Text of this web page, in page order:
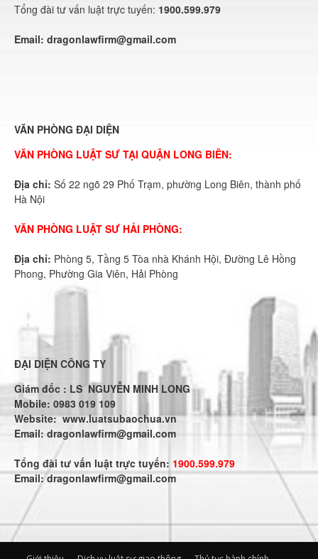
Tổng đài tư vấn luật trực tuyến: 1900.599.979
Email: dragonlawfirm@gmail.com
VĂN PHÒNG ĐẠI DIỆN
VĂN PHÒNG LUẬT SƯ TẠI QUẬN LONG BIÊN:
Địa chỉ: Số 22 ngõ 29 Phố Trạm, phường Long Biên, thành phố
Hà Nội
VĂN PHÒNG LUẬT SƯ HẢI PHÒNG:
Địa chỉ: Phòng 5, Tầng 5 Tòa nhà Khánh Hội, Đường Lê Hồng
Phong, Phường Gia Viên, Hải Phòng
ĐẠI DIỆN CÔNG TY
Giám đốc : LS NGUYỄN MINH LONG
Mobile: 0983 019 109
Website:www.luatsubaochua.vn
Email: dragonlawfirm@gmail.com
Tổng đài tư vấn luật trực tuyến: 1900.599.979
Email:dragonlawfirm@gmail.com